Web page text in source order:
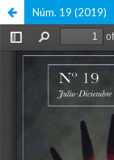
Núm. 19 (2019)